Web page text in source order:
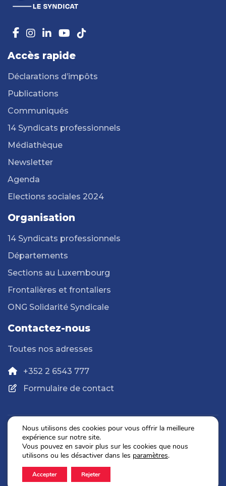
Accès rapide
Déclarations d’impôts
Publications
Communiqués
14 Syndicats professionnels
Médiathèque
Newsletter
Agenda
Elections sociales 2024
Organisation
14 Syndicats professionnels
Départements
Sections au Luxembourg
Frontalières et frontaliers
ONG Solidarité Syndicale
Contactez-nous
Toutes nos adresses
+352 2 6543 777
Formulaire de contact
Politique de confidentialité
Mentions légales
2026 © OGBL. Tous droits réservés.
Nous utilisons des cookies pour vous offrir la meilleure
expérience sur notre site.
Vous pouvez en savoir plus sur les cookies que nous
utilisons ou les désactiver dans les paramètres.
Accepter Rejeter